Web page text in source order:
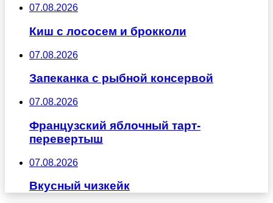
07.08.2026
Киш с лососем и брокколи
07.08.2026
Запеканка с рыбной консервой
07.08.2026
Французский яблочный тарт-
перевертыш
07.08.2026
Вкусный чизкейк